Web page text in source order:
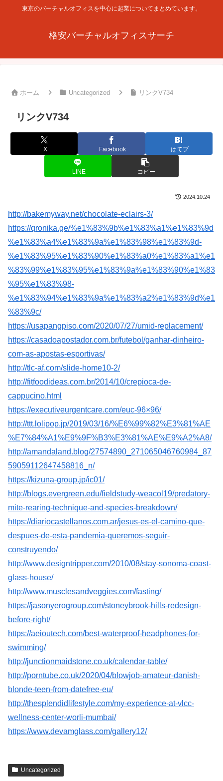
東京のバーチャルオフィスを中心に起業についてまとめています。
格安バーチャルオフィスサーチ
ホーム Uncategorized リンクV734
リンクV734
X Facebook はてブ
LINE コピー
2024.10.24
http://bakemyway.net/chocolate-eclairs-3/
https://qronika.ge/%e1%83%9b%e1%83%a1%e1%83%9d
%e1%83%a4%e1%83%9a%e1%83%98%e1%83%9d-
%e1%83%95%e1%83%90%e1%83%a0%e1%83%a1%e1
%83%99%e1%83%95%e1%83%9a%e1%83%90%e1%83
%95%e1%83%98-
%e1%83%94%e1%83%9a%e1%83%a2%e1%83%9d%e1
%83%9c/
https://usapangpiso.com/2020/07/27/umid-replacement/
https://casadoapostador.com.br/futebol/ganhar-dinheiro-
com-as-apostas-esportivas/
http://tlc-af.com/slide-home10-2/
http://fitfoodideas.com.br/2014/10/crepioca-de-
cappucino.html
https://executiveurgentcare.com/euc-96×96/
http://ttt.lolipop.jp/2019/03/16/%E6%99%82%E3%81%AE
%E7%84%A1%E9%9F%B3%E3%81%AE%E9%A2%A8/
http://amandaland.blog/27574890_271065046760984_87
59059112647458816_n/
https://kizuna-group.jp/ic01/
http://blogs.evergreen.edu/fieldstudy-weacol19/predatory-
mite-rearing-technique-and-species-breakdown/
https://diariocastellanos.com.ar/jesus-es-el-camino-que-
despues-de-esta-pandemia-queremos-seguir-
construyendo/
http://www.designtripper.com/2010/08/stay-sonoma-coast-
glass-house/
http://www.musclesandveggies.com/fasting/
https://jasonyerogroup.com/stoneybrook-hills-redesign-
before-right/
https://aeioutech.com/best-waterproof-headphones-for-
swimming/
http://junctionmaidstone.co.uk/calendar-table/
http://porntube.co.uk/2020/04/blowjob-amateur-danish-
blonde-teen-from-datefree-eu/
http://thesplendidlifestyle.com/my-experience-at-vlcc-
wellness-center-worli-mumbai/
https://www.devamglass.com/gallery12/
Uncategorized